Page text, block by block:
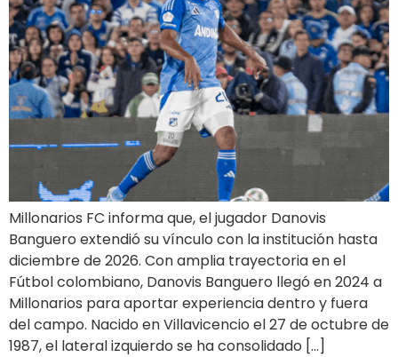
Millonarios FC informa que, el jugador Danovis
Banguero extendió su vínculo con la institución hasta
diciembre de 2026. Con amplia trayectoria en el
Fútbol colombiano, Danovis Banguero llegó en 2024 a
Millonarios para aportar experiencia dentro y fuera
del campo. Nacido en Villavicencio el 27 de octubre de
1987, el lateral izquierdo se ha consolidado […]